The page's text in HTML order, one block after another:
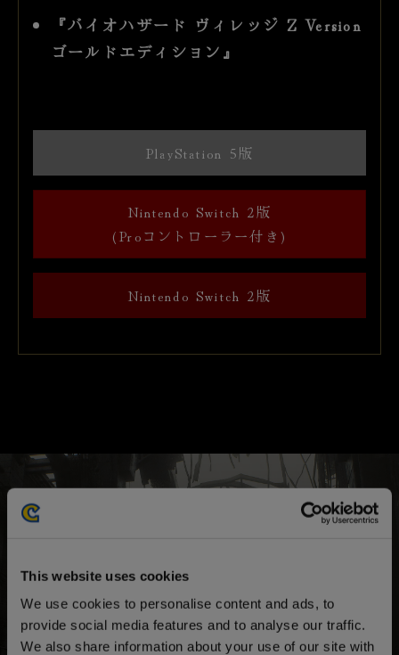
This website uses cookies
We use cookies to personalise content and ads, to
provide social media features and to analyse our traffic.
We also share information about your use of our site with
『バイオハザード ヴィレッジ Z Version
ゴールドエディション』
PlayStation 5版
Nintendo Switch 2版
(Proコントローラー付き)
Nintendo Switch 2版
COLLECTOR'S